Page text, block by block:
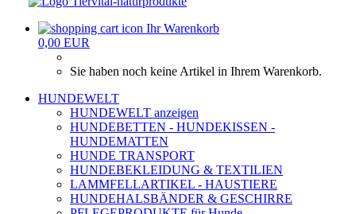
Ihr Warenkorb
0,00 EUR
Sie haben noch keine Artikel in Ihrem Warenkorb.
HUNDEWELT
HUNDEWELT anzeigen
HUNDEBETTEN - HUNDEKISSEN -
HUNDEMATTEN
HUNDE TRANSPORT
HUNDEBEKLEIDUNG & TEXTILIEN
LAMMFELLARTIKEL - HAUSTIERE
HUNDEHALSBÄNDER & GESCHIRRE